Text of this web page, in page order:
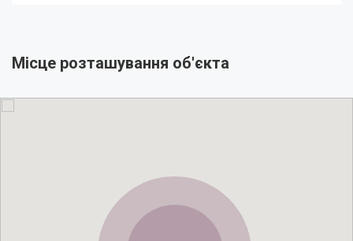
Місце розташування об'єкта